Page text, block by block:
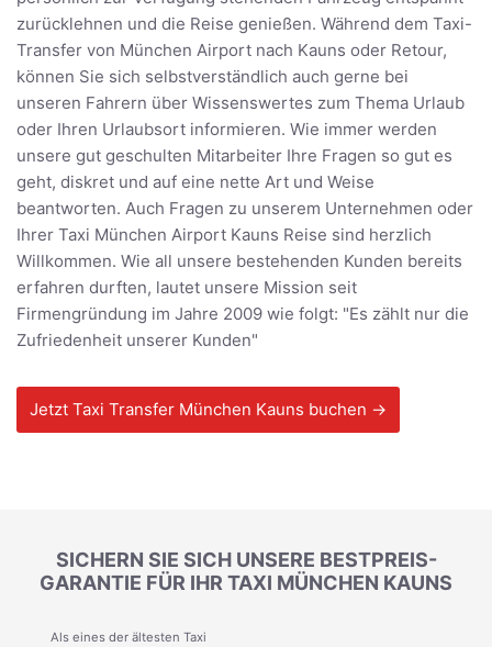
zurücklehnen und die Reise genießen. Während dem Taxi-
Transfer von München Airport nach Kauns oder Retour,
können Sie sich selbstverständlich auch gerne bei
unseren Fahrern über Wissenswertes zum Thema Urlaub
oder Ihren Urlaubsort informieren. Wie immer werden
unsere gut geschulten Mitarbeiter Ihre Fragen so gut es
geht, diskret und auf eine nette Art und Weise
beantworten. Auch Fragen zu unserem Unternehmen oder
Ihrer Taxi München Airport Kauns Reise sind herzlich
Willkommen. Wie all unsere bestehenden Kunden bereits
erfahren durften, lautet unsere Mission seit
Firmengründung im Jahre 2009 wie folgt: "Es zählt nur die
Zufriedenheit unserer Kunden"
Jetzt Taxi Transfer München Kauns buchen →
SICHERN SIE SICH UNSERE BESTPREIS-
GARANTIE FÜR IHR TAXI MÜNCHEN KAUNS
Als eines der ältesten Taxi